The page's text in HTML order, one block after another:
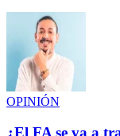
OPINIÓN
¿El FA se va a